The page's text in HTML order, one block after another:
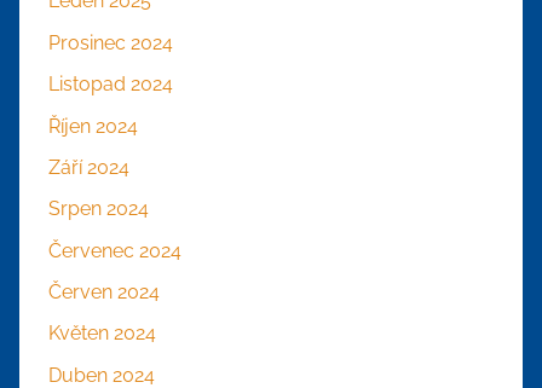
Prosinec 2024
Listopad 2024
Říjen 2024
Září 2024
Srpen 2024
Červenec 2024
Červen 2024
Květen 2024
Duben 2024